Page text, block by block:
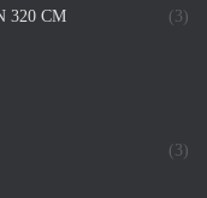
320 CM (3)
(3)